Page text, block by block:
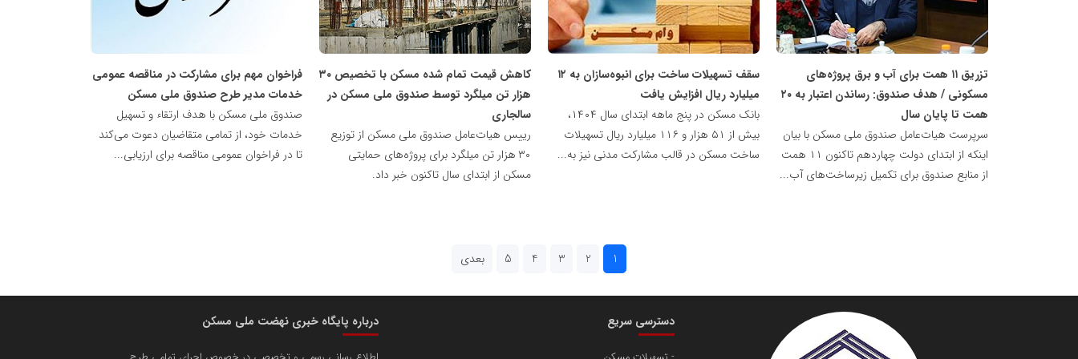
تزریق ۱۱ همت برای آب و برق پروژه‌های
مسکونی / هدف صندوق: رساندن اعتبار به ۲۰
همت تا پایان سال
سرپرست هیات‌عامل صندوق ملی مسکن با بیان
اینکه از ابتدای دولت چهاردهم تاکنون ۱۱ همت
از منابع صندوق برای تکمیل زیرساخت‌های آب...
ملی
مسکن
سقف تسهیلات ساخت برای انبوه‌سازان به ۱۲
میلیارد ریال افزایش یافت
بانک مسکن در پنج ماهه ابتدای سال ۱۴۰۴،
بیش از ۵۱ هزار و ۱۱۶ میلیارد ریال تسهیلات
ساخت مسکن در قالب مشارکت مدنی نیز به...
ملی
مسکن
کاهش قیمت تمام شده مسکن با تخصیص ۳۰
هزار تن میلگرد توسط صندوق ملی مسکن در
سالجاری
رییس هیات‌عامل صندوق ملی مسکن از توزیع
۳۰ هزار تن میلگرد برای پروژه‌های حمایتی
مسکن از ابتدای سال تاکنون خبر داد.
ملی
مسکن
فراخوان مهم برای مشارکت در مناقصه عمومی
خدمات مدیر طرح صندوق ملی مسکن
صندوق ملی مسکن با هدف ارتقاء و تسهیل
خدمات خود، از تمامی متقاضیان دعوت می‌کند
تا در فراخوان عمومی مناقصه برای ارزیابی...
1
2
3
4
5 بعدی
دسترسی سریع درباره پایگاه خبری نهضت ملی مسکن